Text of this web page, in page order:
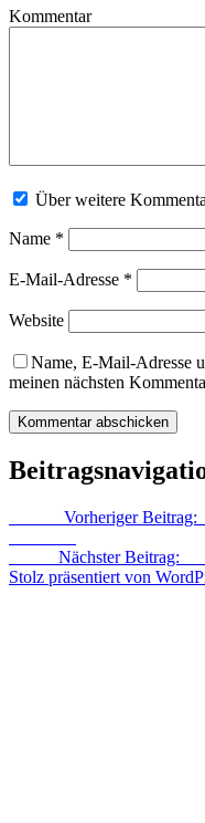
Kommentar
Über weitere
Name *
E-Mail-Adresse *
Website
Name, E-Mail-Adresse
meinen nächsten
Vorheriger Beitrag:
Nächster Beitrag:
Stolz präsentiert von